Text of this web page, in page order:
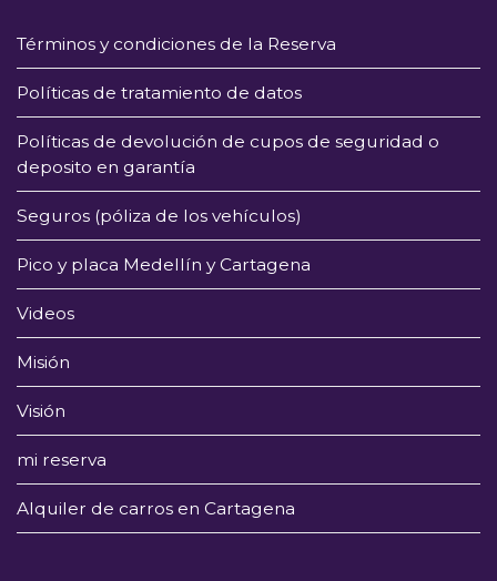
Términos y condiciones de la Reserva
Políticas de tratamiento de datos
Políticas de devolución de cupos de seguridad o
deposito en garantía
Seguros (póliza de los vehículos)
Pico y placa Medellín y Cartagena
Videos
Misión
Visión
mi reserva
Alquiler de carros en Cartagena